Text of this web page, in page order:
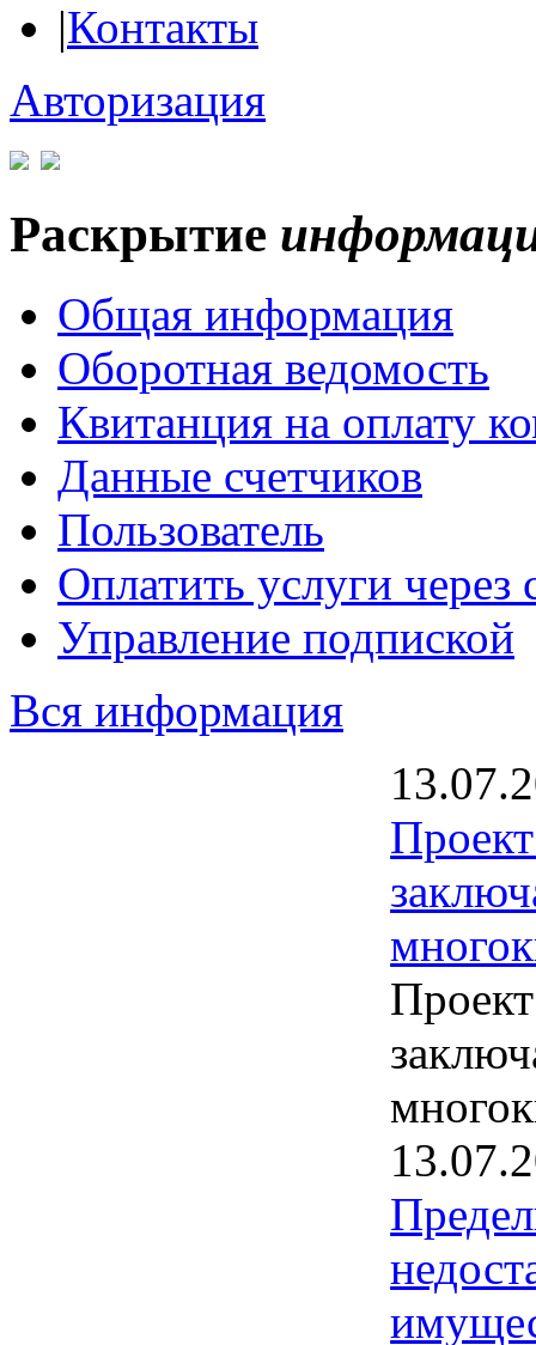
|Контакты
Авторизация
Раскрытие
Общая информация
Оборотная ведомость
Квитанция на оплату
Данные счетчиков
Пользователь
Оплатить услуги через
Управление подпиской
Вся информация